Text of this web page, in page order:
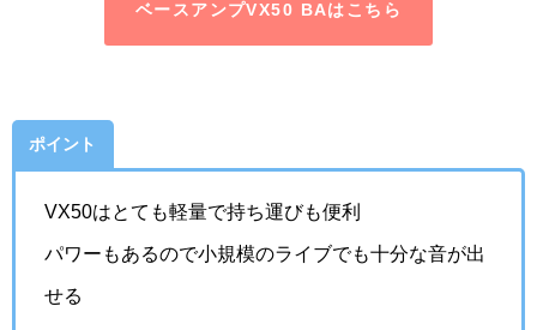
ベースアンプVX50 BAはこちら
ポイント
VX50はとても軽量で持ち運びも便利
パワーもあるので小規模のライブでも十分な音が出
せる